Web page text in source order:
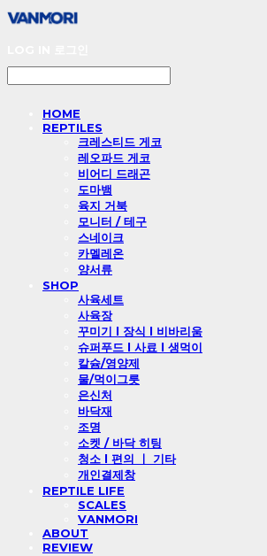
HOME
REPTILES
크레스티드 게코
레오파드 게코
비어디 드래곤
도마뱀
육지 거북
모니터 / 테구
스네이크
카멜레온
양서류
SHOP
사육세트
사육장
꾸미기 l 장식 l 비바리움
슈퍼푸드 l 사료 l 생먹이
칼슘/영양제
물/먹이그릇
은신처
바닥재
조명
소켓 / 바닥 히팅
청소 l 편의 ㅣ 기타
개인결제창
REPTILE LIFE
SCALES
VANMORI
ABOUT
REVIEW